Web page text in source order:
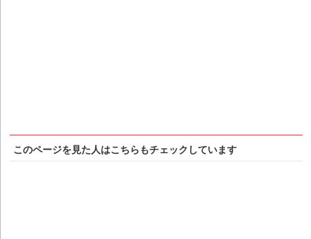
このページを見た人はこちらもチェックしています